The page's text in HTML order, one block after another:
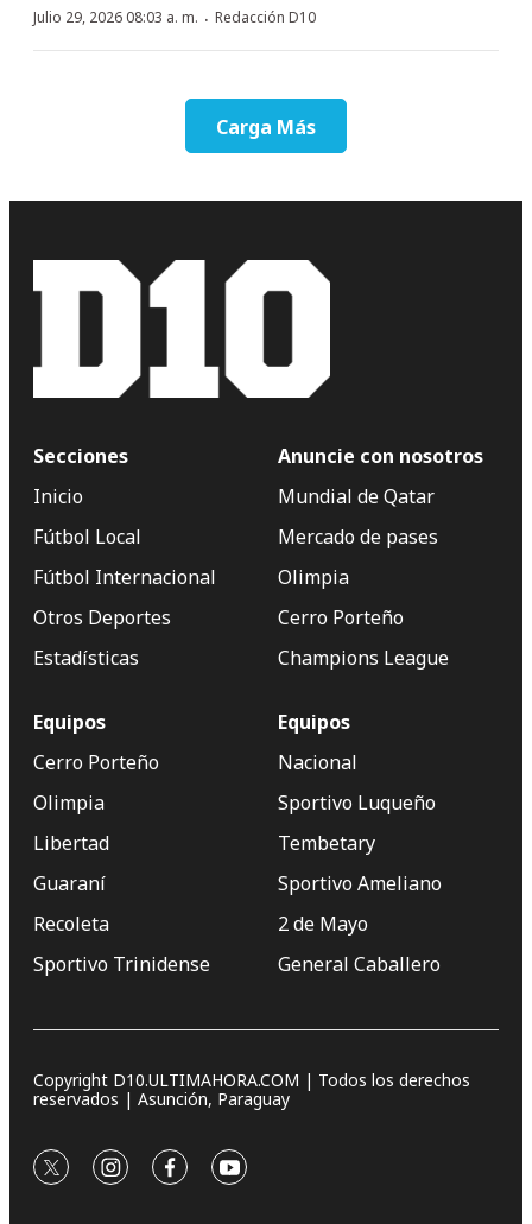
Julio 29, 2026 08:03 a. m. · Redacción D10
Carga Más
Secciones
Inicio
Fútbol Local
Fútbol Internacional
Otros Deportes
Estadísticas
Anuncie con nosotros
Mundial de Qatar
Mercado de pases
Olimpia
Cerro Porteño
Champions League
Equipos
Cerro Porteño
Olimpia
Libertad
Guaraní
Recoleta
Sportivo Trinidense
Equipos
Nacional
Sportivo Luqueño
Tembetary
Sportivo Ameliano
2 de Mayo
General Caballero
Copyright D10.ULTIMAHORA.COM | Todos los derechos
reservados | Asunción, Paraguay
twitterinstagram
facebookyoutube